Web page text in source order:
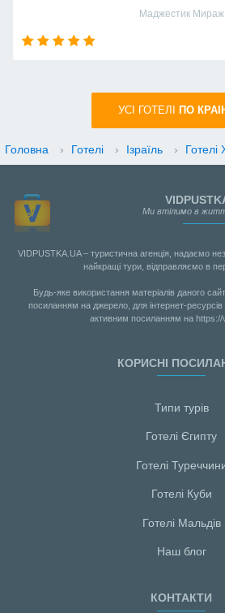
Маджестик Мираж
УСI ГОТЕЛІ ПО
Головна › Готелі › Ізраїль ›
Ми втілимо в
VIDPUSTKA.UA – туристична агенція, надаємо
найкращі тури, відправляємо в
Будь-яке використання матеріалів даного
посиланням на джерело, для інтернет-ресурсів -
активним посиланням на
КОРИСНІ
Типи турів
Готелі Єгипту
Готелі
Готелі Куби
Готелі Мальдiв
Наш блог
КОНТАКТИ